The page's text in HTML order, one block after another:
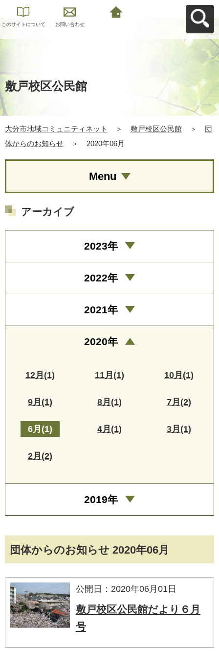
このサイトについて お問い合わせ
敷戸校区公民館
大分市地域コミュニティネット ＞ 敷戸校区公民館 ＞
団
体からのお知らせ
＞ 2020年06月
団体からのお知らせ 2020年06月
公開日：2020年06月01日
敷戸校区公民館だより６月
号
Menu
アーカイブ
2023年
2022年
2021年
2020年
12月(1) 11月(1) 10月(1)
9月(1) 8月(1) 7月(2)
6月(1) 4月(1) 3月(1)
2月(2)
2019年